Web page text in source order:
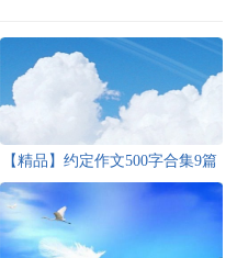
【精品】约定作文500字合集9篇